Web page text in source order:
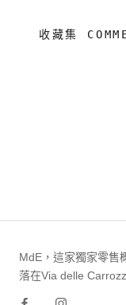
收藏集
MdE，這家獨家零售
落在Via delle